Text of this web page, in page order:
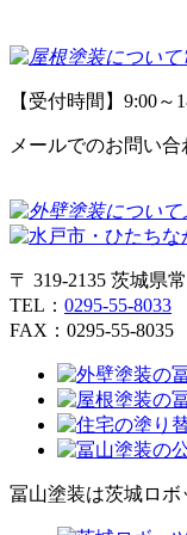
【受付時間】9:00
メールでのお問い合
〒 319-2135 茨城県
TEL： 0295-55-8033
FAX：0295-55-8035
冨山塗装は茨城ロ